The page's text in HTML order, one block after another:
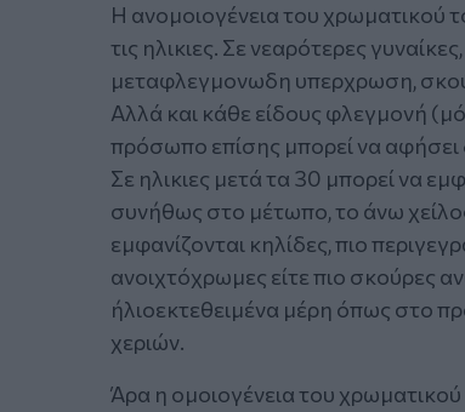
Η ανομοιογένεια του χρωματικού
τις ηλικιες. Σε νεαρότερες
μεταφλεγμονωδη υπερχρωση,
Αλλά και κάθε είδους φλεγμονή
πρόσωπο επίσης μπορεί να
Σε ηλικιες μετά τα 30 μπορεί να
συνήθως στο μέτωπο, το άνω
εμφανίζονται κηλίδες, πιο
ανοιχτόχρωμες είτε πιο σκούρες
ήλιοεκτεθειμένα μέρη όπως στο
χεριών.
Άρα η ομοιογένεια του χρωματικού